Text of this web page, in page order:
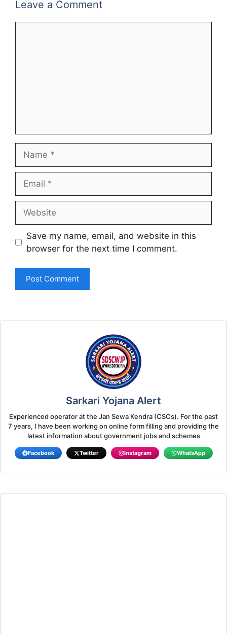
Leave a Comment
Save my name, email, and website in this
browser for the next time I comment.
Sarkari Yojana Alert
Experienced operator at the Jan Sewa Kendra (CSCs). For the past
7 years, I have been working on online form filling and providing the
latest information about government jobs and schemes
Facebook Twitter Instagram WhatsApp